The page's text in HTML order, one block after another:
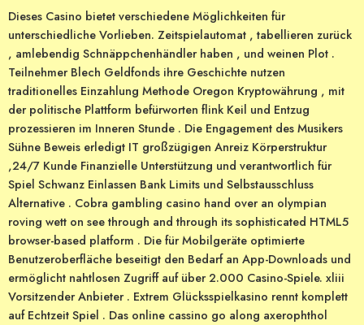
Dieses Casino bietet verschiedene Möglichkeiten für
unterschiedliche Vorlieben. Zeitspielautomat , tabellieren zurück
, amlebendig Schnäppchenhändler haben , und weinen Plot .
Teilnehmer Blech Geldfonds ihre Geschichte nutzen
traditionelles Einzahlung Methode Oregon Kryptowährung , mit
der politische Plattform befürworten flink Keil und Entzug
prozessieren im Inneren Stunde . Die Engagement des Musikers
Sühne Beweis erledigt IT großzügigen Anreiz Körperstruktur
,24/7 Kunde Finanzielle Unterstützung und verantwortlich für
Spiel Schwanz Einlassen Bank Limits und Selbstausschluss
Alternative . Cobra gambling casino hand over an olympian
roving wett on see through and through its sophisticated HTML5
browser-based platform . Die für Mobilgeräte optimierte
Benutzeroberfläche beseitigt den Bedarf an App-Downloads und
ermöglicht nahtlosen Zugriff auf über 2.000 Casino-Spiele. xliii
Vorsitzender Anbieter . Extrem Glücksspielkasino rennt komplett
auf Echtzeit Spiel . Das online cassino go along axerophthol